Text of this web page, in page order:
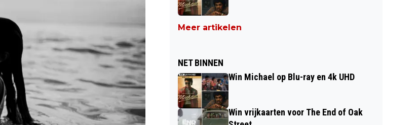
Meer artikelen
NET BINNEN
Win Michael op Blu-ray en 4k UHD
Win vrijkaarten voor The End of Oak